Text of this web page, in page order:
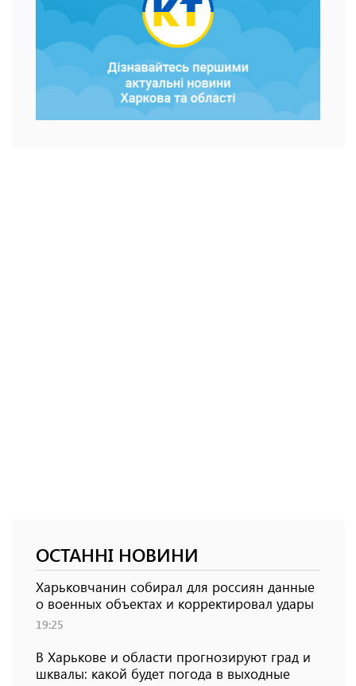
ОСТАННІ НОВИНИ
Харьковчанин собирал для россиян данные
о военных объектах и ​​корректировал удары
19:25
В Харькове и области прогнозируют град и
шквалы: какой будет погода в выходные